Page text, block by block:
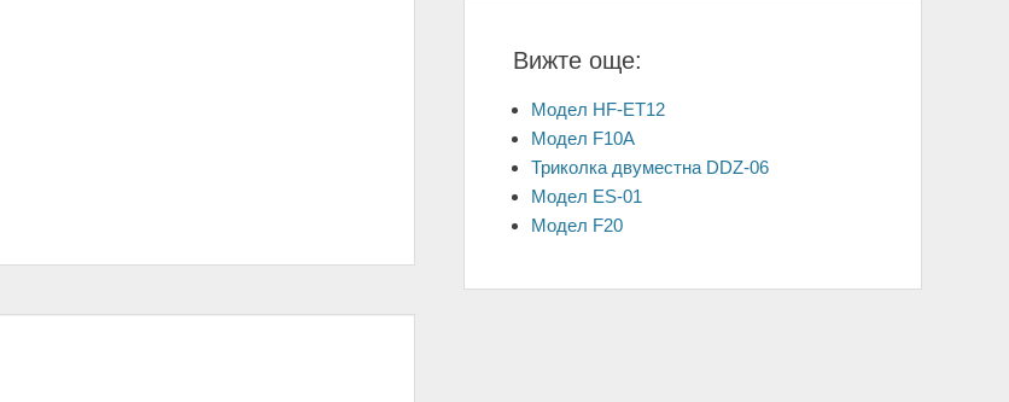
Вижте още:
Модел HF-ET12
Модел F10A
Триколка двуместна DDZ-06
Модел ES-01
Модел F20